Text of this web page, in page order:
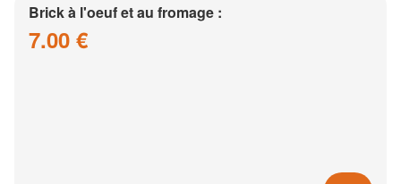
Brick à l'oeuf et au fromage :
7.00 €